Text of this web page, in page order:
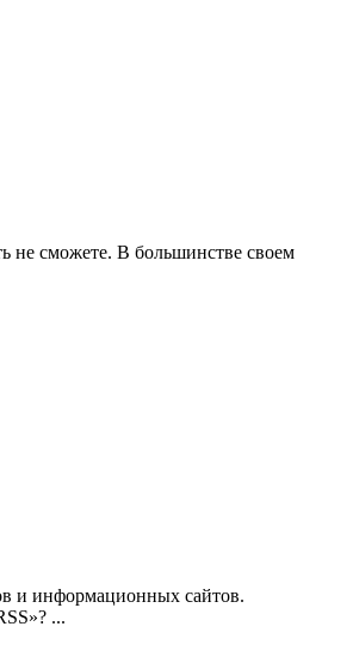
не сможете. В большинстве своем
и информационных сайтов.
...